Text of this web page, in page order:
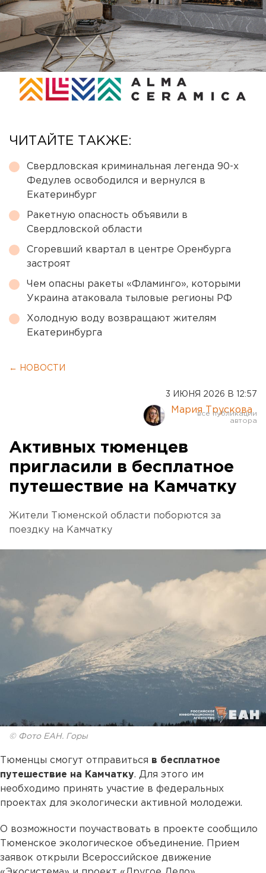
ЧИТАЙТЕ ТАКЖЕ:
Свердловская криминальная легенда 90-х
Федулев освободился и вернулся в
Екатеринбург
Ракетную опасность объявили в
Свердловской области
Сгоревший квартал в центре Оренбурга
застроят
Чем опасны ракеты «Фламинго», которыми
Украина атаковала тыловые регионы РФ
Холодную воду возвращают жителям
Екатеринбурга
← НОВОСТИ
3 ИЮНЯ 2026 В 12:57
Мария Трускова
Активных тюменцев
пригласили в бесплатное
путешествие на Камчатку
Жители Тюменской области поборются за
поездку на Камчатку
© Фото ЕАН. Горы
Тюменцы смогут отправиться в бесплатное
путешествие на Камчатку. Для этого им
необходимо принять участие в федеральных
проектах для экологически активной молодежи.
О возможности поучаствовать в проекте сообщило
Тюменское экологическое объединение. Прием
заявок открыли Всероссийское движение